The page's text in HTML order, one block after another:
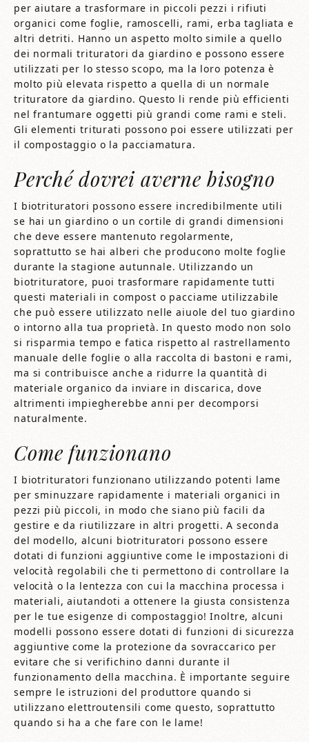
per aiutare a trasformare in piccoli pezzi i rifiuti
organici come foglie, ramoscelli, rami, erba tagliata e
altri detriti. Hanno un aspetto molto simile a quello
dei normali trituratori da giardino e possono essere
utilizzati per lo stesso scopo, ma la loro potenza è
molto più elevata rispetto a quella di un normale
trituratore da giardino. Questo li rende più efficienti
nel frantumare oggetti più grandi come rami e steli.
Gli elementi triturati possono poi essere utilizzati per
il compostaggio o la pacciamatura.
Perché dovrei averne bisogno
I biotrituratori possono essere incredibilmente utili
se hai un giardino o un cortile di grandi dimensioni
che deve essere mantenuto regolarmente,
soprattutto se hai alberi che producono molte foglie
durante la stagione autunnale. Utilizzando un
biotrituratore, puoi trasformare rapidamente tutti
questi materiali in compost o pacciame utilizzabile
che può essere utilizzato nelle aiuole del tuo giardino
o intorno alla tua proprietà. In questo modo non solo
si risparmia tempo e fatica rispetto al rastrellamento
manuale delle foglie o alla raccolta di bastoni e rami,
ma si contribuisce anche a ridurre la quantità di
materiale organico da inviare in discarica, dove
altrimenti impiegherebbe anni per decomporsi
naturalmente.
Come funzionano
I biotrituratori funzionano utilizzando potenti lame
per sminuzzare rapidamente i materiali organici in
pezzi più piccoli, in modo che siano più facili da
gestire e da riutilizzare in altri progetti. A seconda
del modello, alcuni biotrituratori possono essere
dotati di funzioni aggiuntive come le impostazioni di
velocità regolabili che ti permettono di controllare la
velocità o la lentezza con cui la macchina processa i
materiali, aiutandoti a ottenere la giusta consistenza
per le tue esigenze di compostaggio! Inoltre, alcuni
modelli possono essere dotati di funzioni di sicurezza
aggiuntive come la protezione da sovraccarico per
evitare che si verifichino danni durante il
funzionamento della macchina. È importante seguire
sempre le istruzioni del produttore quando si
utilizzano elettroutensili come questo, soprattutto
quando si ha a che fare con le lame!